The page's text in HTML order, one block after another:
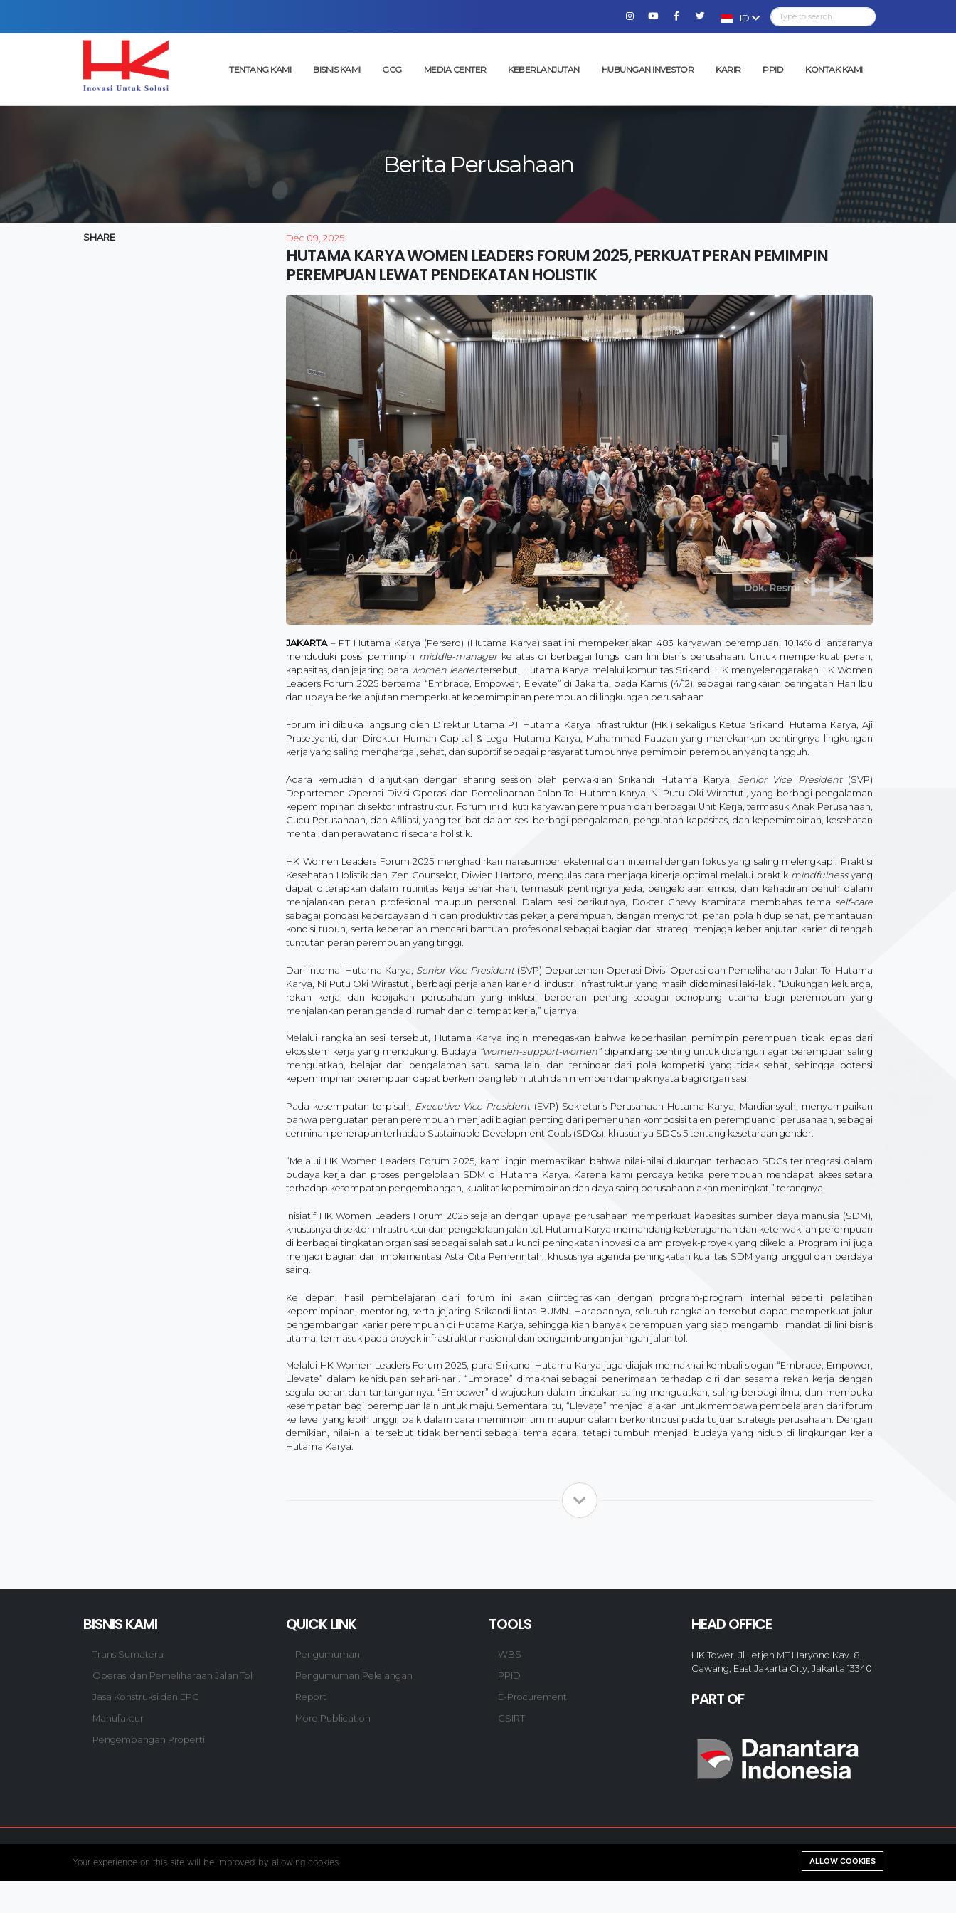
ID
TENTANG KAMI BISNIS KAMI GCG MEDIA CENTER KEBERLANJUTAN HUBUNGAN INVESTOR KARIR PPID KONTAK KAMI
Berita Perusahaan
SHARE Dec 09, 2025
HUTAMA KARYA WOMEN LEADERS FORUM 2025, PERKUAT PERAN PEMIMPIN
PEREMPUAN LEWAT PENDEKATAN HOLISTIK
JAKARTA– PT Hutama Karya (Persero) (Hutama Karya) saat ini mempekerjakan 483 karyawan perempuan, 10,14% di antaranya
menduduki posisi pemimpin middle-manager ke atas di berbagai fungsi dan lini bisnis perusahaan. Untuk memperkuat peran,
kapasitas, dan jejaring para women leadertersebut, Hutama Karya melalui komunitas Srikandi HK menyelenggarakan HK Women
Leaders Forum 2025 bertema “Embrace, Empower, Elevate” di Jakarta, pada Kamis (4/12), sebagai rangkaian peringatan Hari Ibu
dan upaya berkelanjutan memperkuat kepemimpinan perempuan di lingkungan perusahaan.​
Forum ini dibuka langsung oleh Direktur Utama PT Hutama Karya Infrastruktur (HKI) sekaligus Ketua Srikandi Hutama Karya, Aji
Prasetyanti, dan Direktur Human Capital & Legal Hutama Karya, Muhammad Fauzan yang menekankan pentingnya lingkungan
kerja yang saling menghargai, sehat, dan suportif sebagai prasyarat tumbuhnya pemimpin perempuan yang tangguh.
Acara kemudian dilanjutkan dengan sharing session oleh perwakilan Srikandi Hutama Karya, Senior Vice President(SVP)
Departemen Operasi Divisi Operasi dan Pemeliharaan Jalan Tol Hutama Karya, Ni Putu Oki Wirastuti, yang berbagi pengalaman
kepemimpinan di sektor infrastruktur.​ Forum ini diikuti karyawan perempuan dari berbagai Unit Kerja, termasuk Anak Perusahaan,
Cucu Perusahaan, dan Afiliasi, yang terlibat dalam sesi berbagi pengalaman, penguatan kapasitas, dan kepemimpinan, kesehatan
mental, dan perawatan diri secara holistik.​
HK Women Leaders Forum 2025 menghadirkan narasumber eksternal dan internal dengan fokus yang saling melengkapi. Praktisi
Kesehatan Holistik dan Zen Counselor, Diwien Hartono, mengulas cara menjaga kinerja optimal melalui praktik mindfulnessyang
dapat diterapkan dalam rutinitas kerja sehari-hari, termasuk pentingnya jeda, pengelolaan emosi, dan kehadiran penuh dalam
menjalankan peran profesional maupun personal. Dalam sesi berikutnya, Dokter Chevy Isramirata membahas tema self-care
sebagai pondasi kepercayaan diri dan produktivitas pekerja perempuan, dengan menyoroti peran pola hidup sehat, pemantauan
kondisi tubuh, serta keberanian mencari bantuan profesional sebagai bagian dari strategi menjaga keberlanjutan karier di tengah
tuntutan peran perempuan yang tinggi.​
Dari internal Hutama Karya, Senior Vice President(SVP) Departemen Operasi Divisi Operasi dan Pemeliharaan Jalan Tol Hutama
Karya, Ni Putu Oki Wirastuti, berbagi perjalanan karier di industri infrastruktur yang masih didominasi laki-laki. “Dukungan keluarga,
rekan kerja, dan kebijakan perusahaan yang inklusif berperan penting sebagai penopang utama bagi perempuan yang
menjalankan peran ganda di rumah dan di tempat kerja,” ujarnya.
Melalui rangkaian sesi tersebut, Hutama Karya ingin menegaskan bahwa keberhasilan pemimpin perempuan tidak lepas dari
ekosistem kerja yang mendukung. Budaya “women-support-women”dipandang penting untuk dibangun agar perempuan saling
menguatkan, belajar dari pengalaman satu sama lain, dan terhindar dari pola kompetisi yang tidak sehat, sehingga potensi
kepemimpinan perempuan dapat berkembang lebih utuh dan memberi dampak nyata bagi organisasi.
Pada kesempatan terpisah, Executive Vice President(EVP) Sekretaris Perusahaan Hutama Karya, Mardiansyah, menyampaikan
bahwa penguatan peran perempuan menjadi bagian penting dari pemenuhan komposisi talen perempuan di perusahaan, sebagai
cerminan penerapan terhadap Sustainable Development Goals (SDGs), khususnya SDGs 5 tentang kesetaraan gender.
“Melalui HK Women Leaders Forum 2025, kami ingin memastikan bahwa nilai-nilai dukungan terhadap SDGs terintegrasi dalam
budaya kerja dan proses pengelolaan SDM di Hutama Karya. Karena kami percaya ketika perempuan mendapat akses setara
terhadap kesempatan pengembangan, kualitas kepemimpinan dan daya saing perusahaan akan meningkat,” terangnya.
Inisiatif HK Women Leaders Forum 2025 sejalan dengan upaya perusahaan memperkuat kapasitas sumber daya manusia (SDM),
khususnya di sektor infrastruktur dan pengelolaan jalan tol. Hutama Karya memandang keberagaman dan keterwakilan perempuan
di berbagai tingkatan organisasi sebagai salah satu kunci peningkatan inovasi dalam proyek-proyek yang dikelola. Program ini juga
menjadi bagian dari implementasi Asta Cita Pemerintah, khususnya agenda peningkatan kualitas SDM yang unggul dan berdaya
saing.​
Ke depan, hasil pembelajaran dari forum ini akan diintegrasikan dengan program-program internal seperti pelatihan
kepemimpinan, mentoring, serta jejaring Srikandi lintas BUMN. Harapannya, seluruh rangkaian tersebut dapat memperkuat jalur
pengembangan karier perempuan di Hutama Karya, sehingga kian banyak perempuan yang siap mengambil mandat di lini bisnis
utama, termasuk pada proyek infrastruktur nasional dan pengembangan jaringan jalan tol.​
Melalui HK Women Leaders Forum 2025, para Srikandi Hutama Karya juga diajak memaknai kembali slogan “Embrace, Empower,
Elevate” dalam kehidupan sehari-hari. “Embrace” dimaknai sebagai penerimaan terhadap diri dan sesama rekan kerja dengan
segala peran dan tantangannya. “Empower” diwujudkan dalam tindakan saling menguatkan, saling berbagi ilmu, dan membuka
kesempatan bagi perempuan lain untuk maju. Sementara itu, “Elevate” menjadi ajakan untuk membawa pembelajaran dari forum
ke level yang lebih tinggi, baik dalam cara memimpin tim maupun dalam berkontribusi pada tujuan strategis perusahaan. Dengan
demikian, nilai-nilai tersebut tidak berhenti sebagai tema acara, tetapi tumbuh menjadi budaya yang hidup di lingkungan kerja
Hutama Karya.
BISNIS KAMI
Trans Sumatera
Operasi dan Pemeliharaan Jalan Tol
Jasa Konstruksi dan EPC
Manufaktur
Pengembangan Properti
QUICK LINK
Pengumuman
Pengumuman Pelelangan
Report
More Publication
TOOLS
WBS
PPID
E-Procurement
CSIRT
HEAD OFFICE
HK Tower, Jl Letjen MT Haryono Kav. 8,
Cawang, East Jakarta City, Jakarta 13340
PART OF
Your experience on this site will be improved by allowing cookies. ALLOW COOKIES